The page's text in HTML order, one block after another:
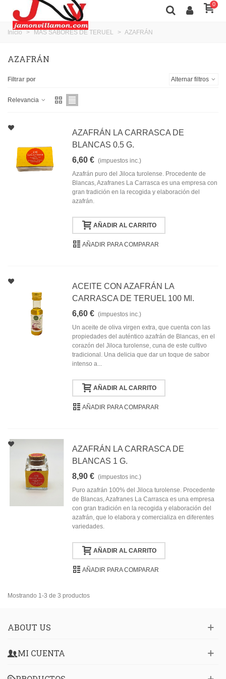
0
Inicio > MÁS SABORES DE TERUEL > AZAFRÁN
AZAFRÁN
Filtrar por Alternar filtros
Relevancia
AZAFRÁN LA CARRASCA DE
BLANCAS 0.5 G.
6,60 € (impuestos inc.)
Azafrán puro del Jiloca turolense. Procedente de
Blancas, Azafranes La Carrasca es una empresa con
gran tradición en la recogida y elaboración del
azafrán.
AÑADIR AL CARRITO
AÑADIR PARA COMPARAR
ACEITE CON AZAFRÁN LA
CARRASCA DE TERUEL 100 Ml.
6,60 € (impuestos inc.)
Un aceite de oliva virgen extra, que cuenta con las
propiedades del auténtico azafrán de Blancas, en el
corazón del Jiloca turolense, cuna de este cultivo
tradicional. Una delicia que dar un toque de sabor
intenso a...
AÑADIR AL CARRITO
AÑADIR PARA COMPARAR
AZAFRÁN LA CARRASCA DE
BLANCAS 1 G.
8,90 € (impuestos inc.)
Puro azafrán 100% del Jiloca turolense. Procedente
de Blancas, Azafranes La Carrasca es una empresa
con gran tradición en la recogida y elaboración del
azafrán, que lo elabora y comercializa en diferentes
variedades.
AÑADIR AL CARRITO
AÑADIR PARA COMPARAR
Mostrando 1-3 de 3 productos
ABOUT US
MI CUENTA